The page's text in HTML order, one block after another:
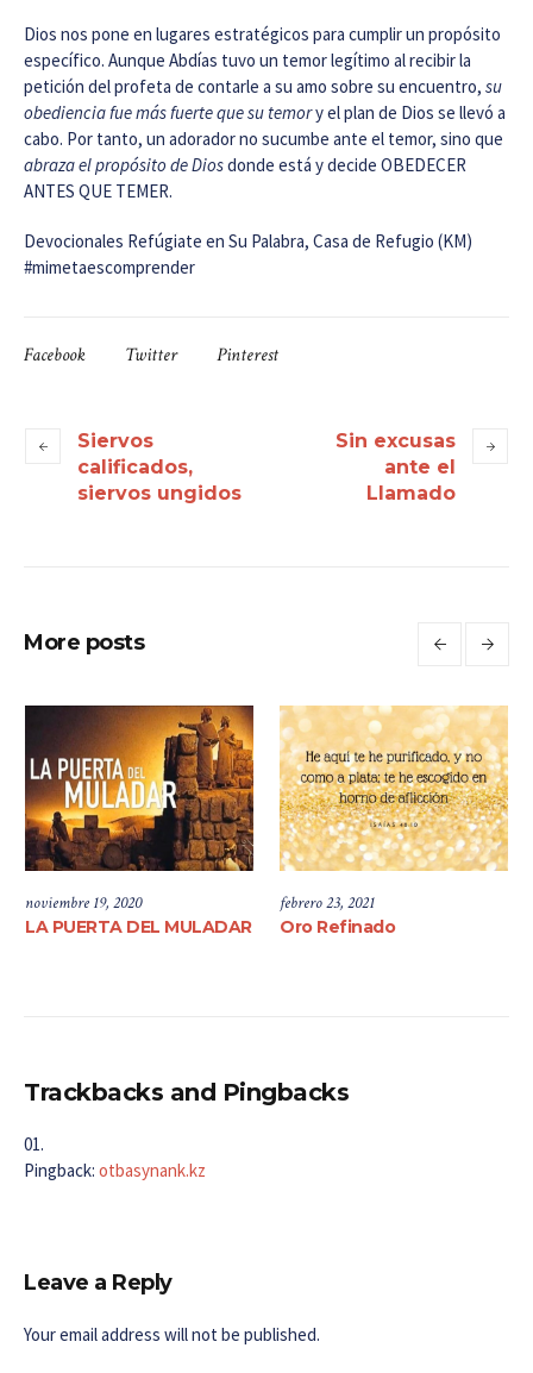
Dios nos pone en lugares estratégicos para cumplir un propósito
específico. Aunque Abdías tuvo un temor legítimo al recibir la
petición del profeta de contarle a su amo sobre su encuentro, su
obediencia fue más fuerte que su temory el plan de Dios se llevó a
cabo. Por tanto, un adorador no sucumbe ante el temor, sino que
abraza el propósito de Diosdonde está y decide OBEDECER
ANTES QUE TEMER.
Devocionales Refúgiate en Su Palabra, Casa de Refugio (KM)
#mimetaescomprender
Facebook Twitter Pinterest
Siervos
calificados,
siervos ungidos
Sin excusas
ante el
Llamado
More posts
noviembre 19, 2020
LA PUERTA DEL MULADAR
febrero 23, 2021
Oro Refinado
Trackbacks and Pingbacks
Pingback: otbasynank.kz
Leave a Reply
Your email address will not be published.